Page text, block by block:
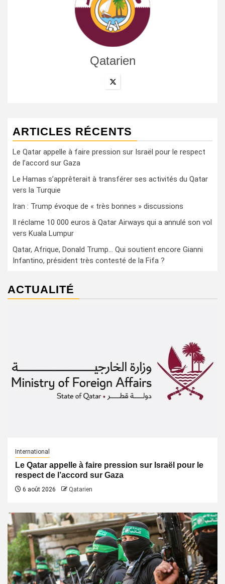
Qatarien
ARTICLES RÉCENTS
Le Qatar appelle à faire pression sur Israël pour le respect
de l’accord sur Gaza
Le Hamas s’apprêterait à transférer ses activités du Qatar
vers la Turquie
Iran : Trump évoque de « très bonnes » discussions
Il réclame 10 000 euros à Qatar Airways qui a annulé son vol
vers Kuala Lumpur
Qatar, Afrique, Donald Trump… Qui soutient encore Gianni
Infantino, président très contesté de la Fifa ?
ACTUALITÉ
International
Le Qatar appelle à faire pression sur Israël pour le
respect de l’accord sur Gaza
6 août 2026 Qatarien